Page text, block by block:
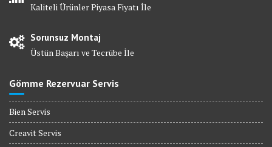
Kaliteli Ürünler Piyasa Fiyatı İle
Sorunsuz Montaj
Üstün Başarı ve Tecrübe İle
Gömme Rezervuar Servis
Bien Servis
Creavit Servis